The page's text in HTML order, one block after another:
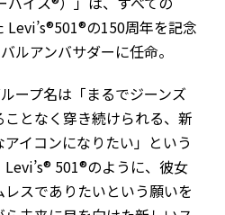
Levi’s®501®の150周年を記念
ルアンバサダーに任命。
ープ名は「まるでジーンズ
となく穿き続けられる、新
イコンになりたい」という
501®のように、彼女
スでありたいという願いを